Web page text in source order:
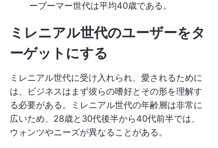
ーブーマー世代は平均40歳である。
ミレニアル世代のユーザーをタ
ーゲットにする
ミレニアル世代に受け入れられ、愛されるために
は、ビジネスはまず彼らの嗜好とその形を理解す
る必要がある。ミレニアル世代の年齢層は非常に
広いため、28歳と30代後半から40代前半では、
ウォンツやニーズが異なることがある。